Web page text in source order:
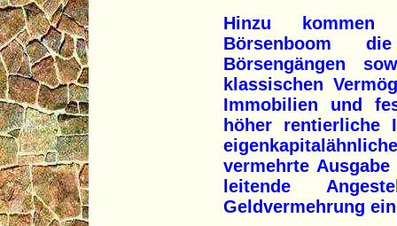
Hinzu
Börsenboom
Börsengängen
klassischen
Immobilien und
höher rentierliche
vermehrte
leitende
Geldvermehrung